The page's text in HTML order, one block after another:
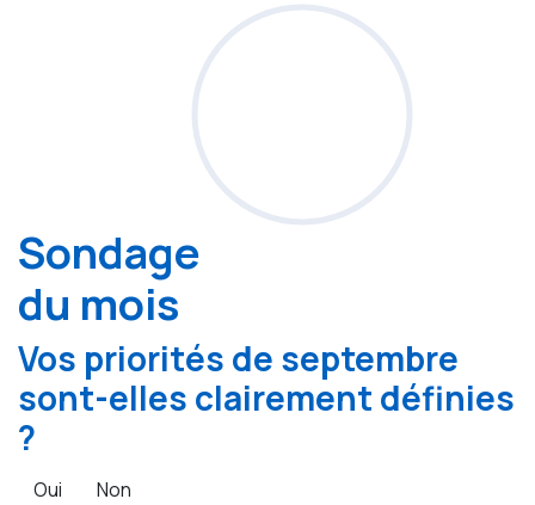
Sondage
du mois
Vos priorités de septembre
sont-elles clairement définies
?
Oui Non